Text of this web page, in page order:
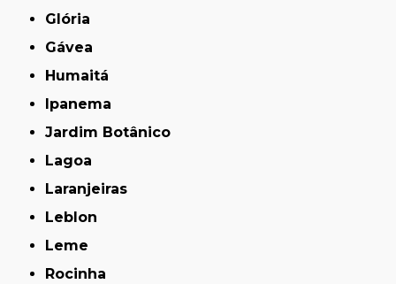
Glória
Gávea
Humaitá
Ipanema
Jardim Botânico
Lagoa
Laranjeiras
Leblon
Leme
Rocinha